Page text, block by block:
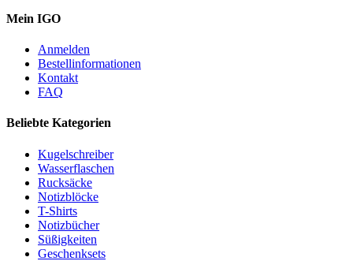
Mein IGO
Anmelden
Bestellinformationen
Kontakt
FAQ
Beliebte Kategorien
Kugelschreiber
Wasserflaschen
Rucksäcke
Notizblöcke
T-Shirts
Notizbücher
Süßigkeiten
Geschenksets